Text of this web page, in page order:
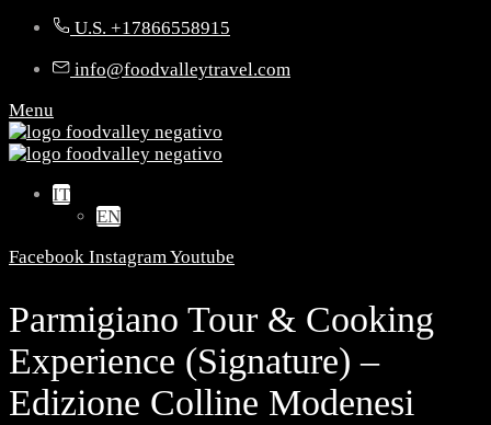
U.S. +17866558915
info@foodvalleytravel.com
Menu
IT
EN
Facebook InstagramYoutube
Parmigiano Tour & Cooking
Experience (Signature) –
Edizione Colline Modenesi